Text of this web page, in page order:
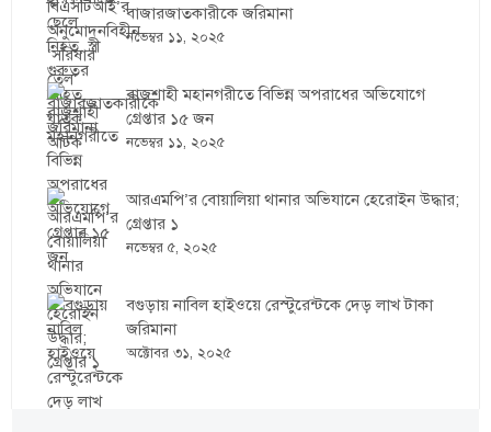
বাজারজাতকারীকে জরিমানা
নভেম্বর ১১, ২০২৫
রাজশাহী মহানগরীতে বিভিন্ন অপরাধের অভিযোগে
গ্রেপ্তার ১৫ জন
নভেম্বর ১১, ২০২৫
আরএমপি’র বোয়ালিয়া থানার অভিযানে হেরোইন উদ্ধার;
গ্রেপ্তার ১
নভেম্বর ৫, ২০২৫
বগুড়ায় নাবিল হাইওয়ে রেস্টুরেন্টকে দেড় লাখ টাকা
জরিমানা
অক্টোবর ৩১, ২০২৫